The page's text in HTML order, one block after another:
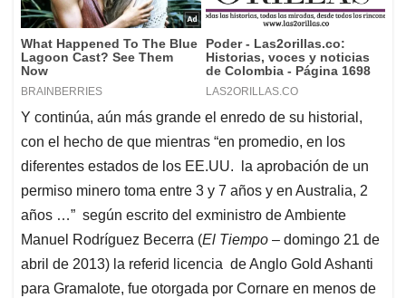
Y continúa, aún más grande el enredo de su historial,
con el hecho de que mientras “en promedio, en los
diferentes estados de los EE.UU. la aprobación de un
permiso minero toma entre 3 y 7 años y en Australia, 2
años …” según escrito del exministro de Ambiente
Manuel Rodríguez Becerra (El Tiempo – domingo 21 de
abril de 2013) la referid licencia de Anglo Gold Ashanti
para Gramalote, fue otorgada por Cornare en menos de